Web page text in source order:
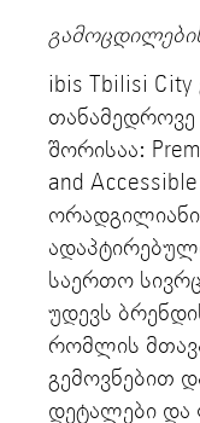
ibis Tbilisi
შორისაა:
and
საერთო
უდევს
რომლის
გემოვნებით
დეტალები